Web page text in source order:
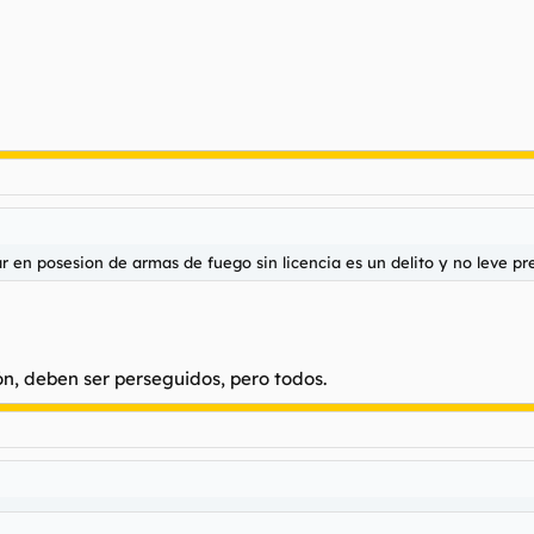
en posesion de armas de fuego sin licencia es un delito y no leve
deben ser perseguidos, pero todos.